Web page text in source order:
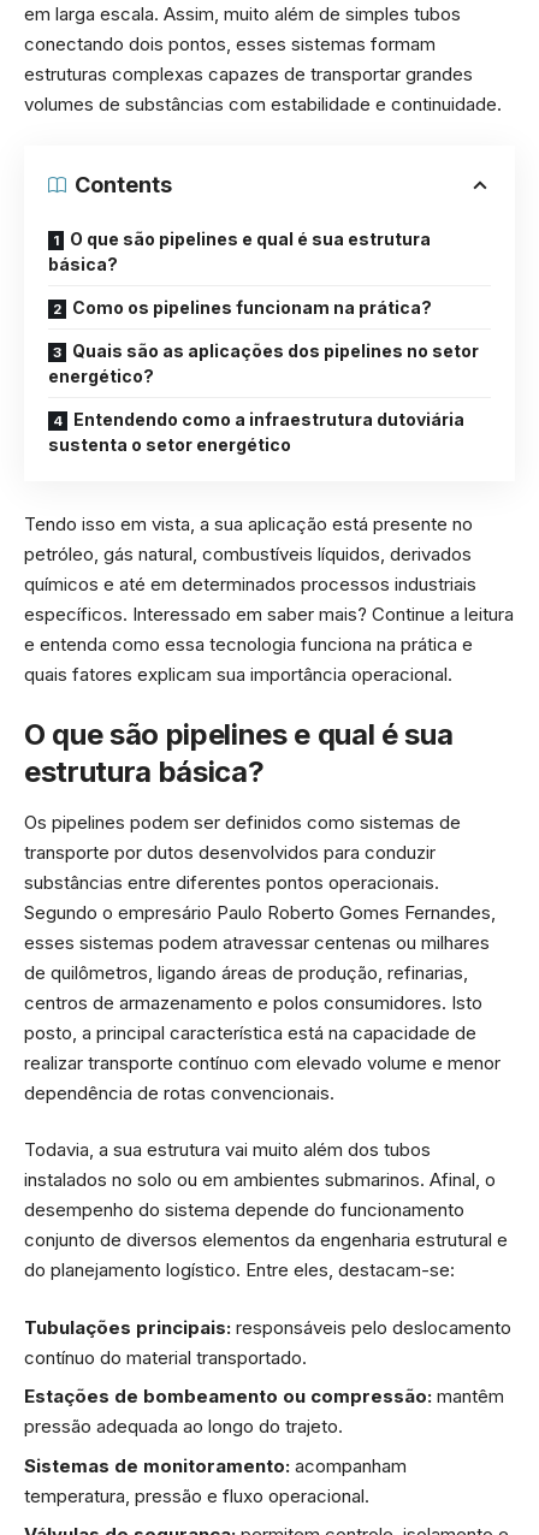
em larga escala. Assim, muito além de simples tubos
conectando dois pontos, esses sistemas formam
estruturas complexas capazes de transportar grandes
volumes de substâncias com estabilidade e continuidade.
Contents
O que são pipelines e qual é sua estrutura
básica?
Como os pipelines funcionam na prática?
Quais são as aplicações dos pipelines no setor
energético?
Entendendo como a infraestrutura dutoviária
sustenta o setor energético
Tendo isso em vista, a sua aplicação está presente no
petróleo, gás natural, combustíveis líquidos, derivados
químicos e até em determinados processos industriais
específicos. Interessado em saber mais? Continue a leitura
e entenda como essa tecnologia funciona na prática e
quais fatores explicam sua importância operacional.
O que são pipelines e qual é sua
estrutura básica?
Os pipelines podem ser definidos como sistemas de
transporte por dutos desenvolvidos para conduzir
substâncias entre diferentes pontos operacionais.
Segundo o empresário Paulo Roberto Gomes Fernandes,
esses sistemas podem atravessar centenas ou milhares
de quilômetros, ligando áreas de produção, refinarias,
centros de armazenamento e polos consumidores. Isto
posto, a principal característica está na capacidade de
realizar transporte contínuo com elevado volume e menor
dependência de rotas convencionais.
Todavia, a sua estrutura vai muito além dos tubos
instalados no solo ou em ambientes submarinos. Afinal, o
desempenho do sistema depende do funcionamento
conjunto de diversos elementos da engenharia estrutural e
do planejamento logístico. Entre eles, destacam-se:
Tubulações principais: responsáveis pelo deslocamento
contínuo do material transportado.
Estações de bombeamento ou compressão: mantêm
pressão adequada ao longo do trajeto.
Sistemas de monitoramento: acompanham
temperatura, pressão e fluxo operacional.